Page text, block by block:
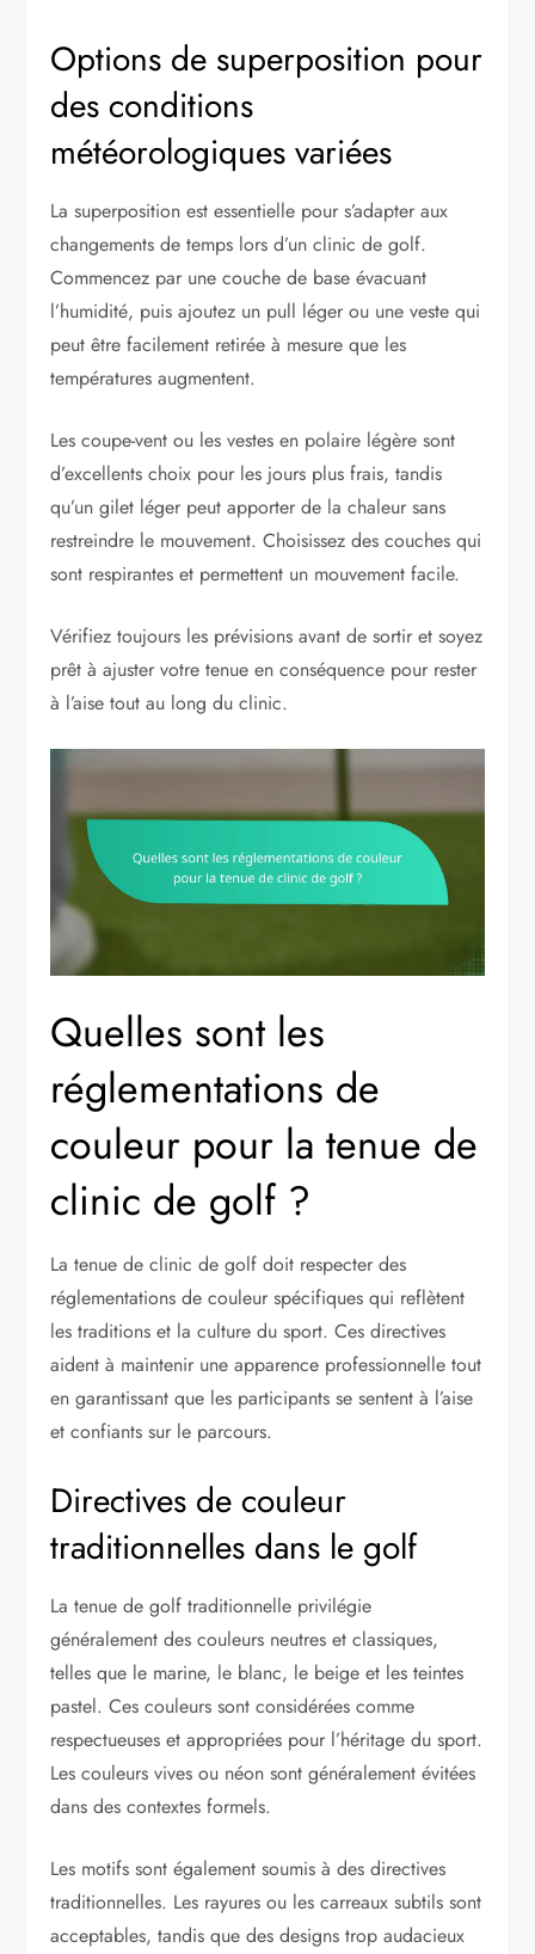
Options de superposition pour
des conditions
météorologiques variées
La superposition est essentielle pour s’adapter aux
changements de temps lors d’un clinic de golf.
Commencez par une couche de base évacuant
l’humidité, puis ajoutez un pull léger ou une veste qui
peut être facilement retirée à mesure que les
températures augmentent.
Les coupe-vent ou les vestes en polaire légère sont
d’excellents choix pour les jours plus frais, tandis
qu’un gilet léger peut apporter de la chaleur sans
restreindre le mouvement. Choisissez des couches qui
sont respirantes et permettent un mouvement facile.
Vérifiez toujours les prévisions avant de sortir et soyez
prêt à ajuster votre tenue en conséquence pour rester
à l’aise tout au long du clinic.
Quelles sont les
réglementations de
couleur pour la tenue de
clinic de golf ?
La tenue de clinic de golf doit respecter des
réglementations de couleur spécifiques qui reflètent
les traditions et la culture du sport. Ces directives
aident à maintenir une apparence professionnelle tout
en garantissant que les participants se sentent à l’aise
et confiants sur le parcours.
Directives de couleur
traditionnelles dans le golf
La tenue de golf traditionnelle privilégie
généralement des couleurs neutres et classiques,
telles que le marine, le blanc, le beige et les teintes
pastel. Ces couleurs sont considérées comme
respectueuses et appropriées pour l’héritage du sport.
Les couleurs vives ou néon sont généralement évitées
dans des contextes formels.
Les motifs sont également soumis à des directives
traditionnelles. Les rayures ou les carreaux subtils sont
acceptables, tandis que des designs trop audacieux